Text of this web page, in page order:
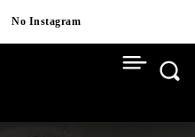
No Instagram